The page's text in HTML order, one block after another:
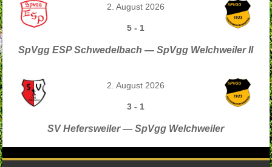
2. August 2026
5 - 1
SpVgg ESP Schwedelbach — SpVgg Welchweiler II
2. August 2026
3 - 1
SV Hefersweiler — SpVgg Welchweiler